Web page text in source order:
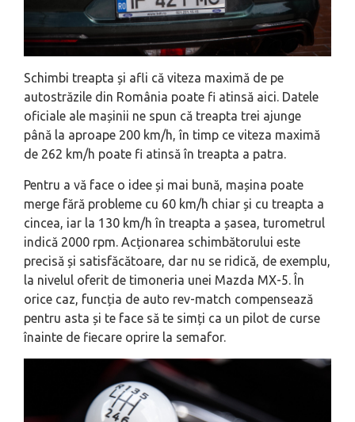
Schimbi treapta și afli că viteza maximă de pe
autostrăzile din România poate fi atinsă aici. Datele
oficiale ale mașinii ne spun că treapta trei ajunge
până la aproape 200 km/h, în timp ce viteza maximă
de 262 km/h poate fi atinsă în treapta a patra.
Pentru a vă face o idee și mai bună, mașina poate
merge fără probleme cu 60 km/h chiar și cu treapta a
cincea, iar la 130 km/h în treapta a șasea, turometrul
indică 2000 rpm. Acționarea schimbătorului este
precisă și satisfăcătoare, dar nu se ridică, de exemplu,
la nivelul oferit de timoneria unei Mazda MX-5. În
orice caz, funcția de auto rev-match compensează
pentru asta și te face să te simți ca un pilot de curse
înainte de fiecare oprire la semafor.